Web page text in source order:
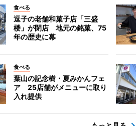
食べる
逗子の老舗和菓子店「三盛
楼」が閉店 地元の銘菓、75
年の歴史に幕
食べる
葉山の記念樹・夏みかんフェ
ア 25店舗がメニューに取り
入れ提供